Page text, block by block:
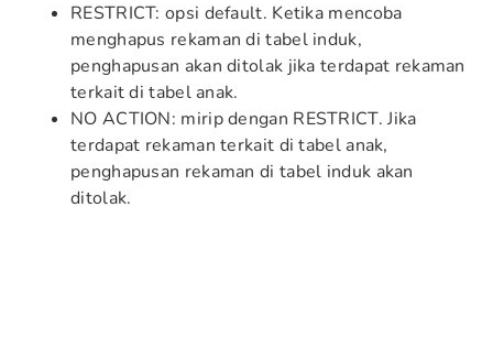
RESTRICT: opsi default. Ketika mencoba
menghapus rekaman di tabel induk,
penghapusan akan ditolak jika terdapat rekaman
terkait di tabel anak.
NO ACTION: mirip dengan RESTRICT. Jika
terdapat rekaman terkait di tabel anak,
penghapusan rekaman di tabel induk akan
ditolak.